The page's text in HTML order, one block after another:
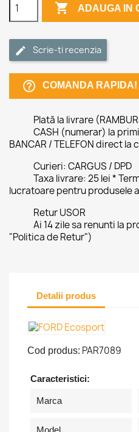
 ADAUGA IN
Scrie-ti recenzia
help_outline COMANDA RAPIDA!
Plată la livrare
CASH (numerar) la
BANCAR / TELEFON direct la
Curieri: CARGUS / DPD
Taxa livrare: 25 lei *
lucratoare pentru produsele
Retur USOR
Ai 14 zile sa renunti la
"Politica de Retur")
Detalii produs
Cod produs: PAR7089
Caracteristici:
Marca
Model